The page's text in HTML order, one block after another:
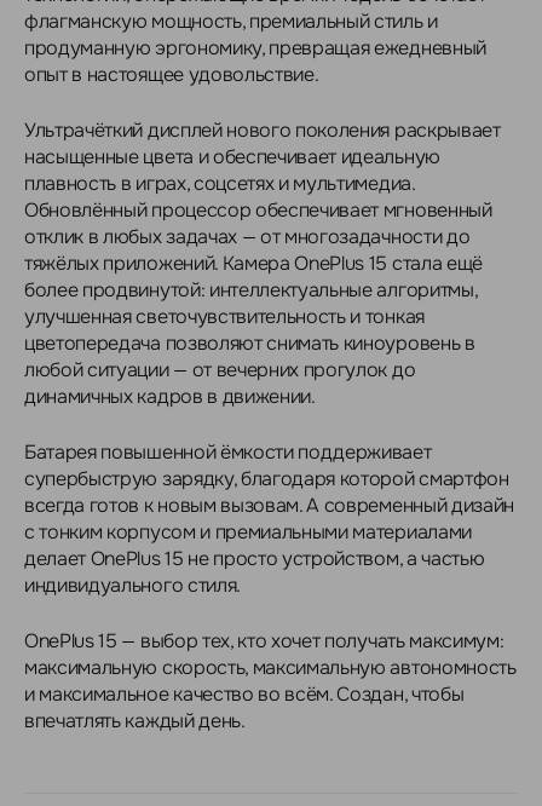
флагманскую мощность, премиальный стиль и
продуманную эргономику, превращая ежедневный
опыт в настоящее удовольствие.
Ультрачёткий дисплей нового поколения раскрывает
насыщенные цвета и обеспечивает идеальную
плавность в играх, соцсетях и мультимедиа.
Обновлённый процессор обеспечивает мгновенный
отклик в любых задачах — от многозадачности до
тяжёлых приложений. Камера OnePlus 15 стала ещё
более продвинутой: интеллектуальные алгоритмы,
улучшенная светочувствительность и тонкая
цветопередача позволяют снимать киноуровень в
любой ситуации — от вечерних прогулок до
динамичных кадров в движении.
Батарея повышенной ёмкости поддерживает
супербыструю зарядку, благодаря которой смартфон
всегда готов к новым вызовам. А современный дизайн
с тонким корпусом и премиальными материалами
делает OnePlus 15 не просто устройством, а частью
индивидуального стиля.
OnePlus 15 — выбор тех, кто хочет получать максимум:
максимальную скорость, максимальную автономность
и максимальное качество во всём. Создан, чтобы
впечатлять каждый день.